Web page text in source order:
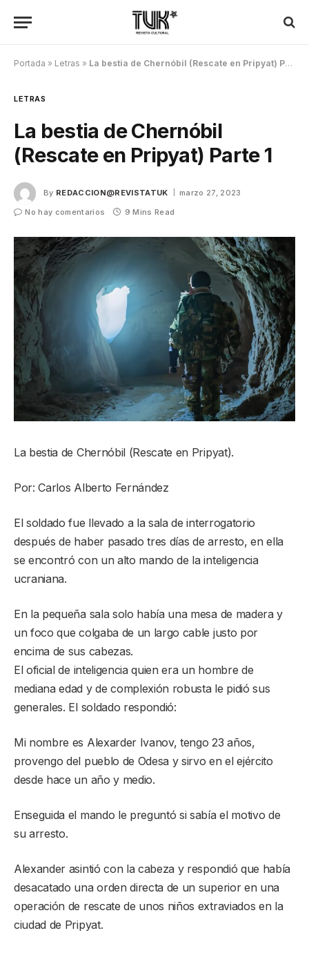
Portada » Letras » La bestia de Chernóbil (Rescate en Pripyat) Parte 1
LETRAS
La bestia de Chernóbil
(Rescate en Pripyat) Parte 1
By REDACCION@REVISTATUK
marzo 27, 2023
No hay comentarios
9 Mins Read
La bestia de Chernóbil (Rescate en Pripyat).
Por: Carlos Alberto Fernández
El soldado fue llevado a la sala de interrogatorio
después de haber pasado tres días de arresto, en ella
se encontró con un alto mando de la inteligencia
ucraniana.
En la pequeña sala solo había una mesa de madera y
un foco que colgaba de un largo cable justo por
encima de sus cabezas.
El oficial de inteligencia quien era un hombre de
mediana edad y de complexión robusta le pidió sus
generales. El soldado respondió:
Mi nombre es Alexarder Ivanov, tengo 23 años,
provengo del pueblo de Odesa y sirvo en el ejército
desde hace un año y medio.
Enseguida el mando le preguntó si sabía el motivo de
su arresto.
Alexander asintió con la cabeza y respondió que había
desacatado una orden directa de un superior en una
operación de rescate de unos niños extraviados en la
ciudad de Pripyat.